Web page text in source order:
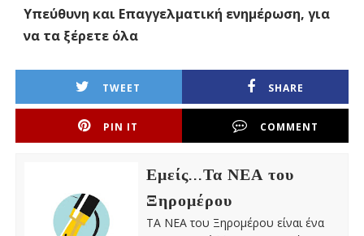
Υπεύθυνη και Επαγγελματική ενημέρωση, για
να τα ξέρετε όλα
TWEET SHARE
PIN IT COMMENT
Εμείς...Τα ΝΕΑ του
Ξηρομέρου
ΤΑ ΝΕΑ του Ξηρομέρου είναι ένα